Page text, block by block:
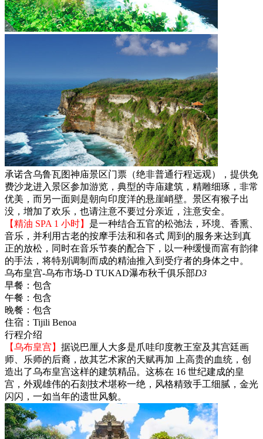
承诺含乌鲁瓦图神庙景区门票（绝非普通行程远观），提供免
费沙龙进入景区参加游览，典型的寺庙建筑，精雕细琢，非常
优美，而另一面则是朝向印度洋的悬崖峭壁。景区有猴子出
没，增加了欢乐，也请注意不要过分亲近，注意安全。
【精油 SPA 1 小时】 是一种结合五官的松弛法，环境、香熏、
音乐，并利用古老的按摩手法和和各式 周到的服务来达到真
正的放松，同时在音乐节奏的配合下，以一种缓慢而富有韵律
的手法，将特别调制而成的精油推入到受疗者的身体之中。
乌布皇宫-乌布市场-D TUKAD瀑布秋千俱乐部D3
早餐： 包含
午餐： 包含
晚餐： 包含
住宿： Tijili Benoa
行程介绍
【乌布皇宫】 据说巴厘人大多是爪哇印度教王室及其宫廷画
师、乐师的后裔，故其艺术家的天赋再加 上高贵的血统，创
造出了乌布皇宫这样的建筑精品。这栋在 16 世纪建成的皇
宫，外观雄伟的石刻技术堪称一绝，风格精致手工细腻，金光
闪闪，一如当年的遗世风貌。